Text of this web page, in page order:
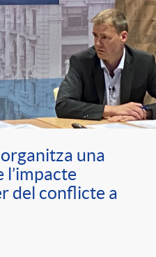
una
l’impacte
del conflicte a